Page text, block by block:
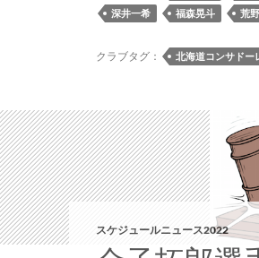
深井一希
福森晃斗 荒
クラブタグ： 北海道コンサドー
スケジュールニュース2022